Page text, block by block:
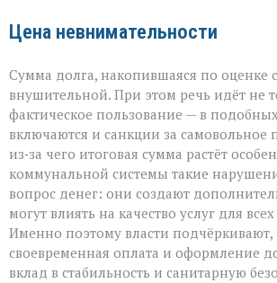
Цена невнимательности
Сумма долга, накопившаяся по оценке
внушительной. При этом речь идёт не
фактическое пользование — в
включаются и санкции за самовольное
из‑за чего итоговая сумма растёт
коммунальной системы такие
вопрос денег: они создают
могут влиять на качество услуг для
Именно поэтому власти подчёркивают,
своевременная оплата и оформление
вклад в стабильность и санитарную